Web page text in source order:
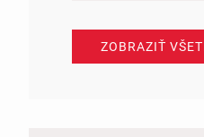
ZOBRAZIŤ